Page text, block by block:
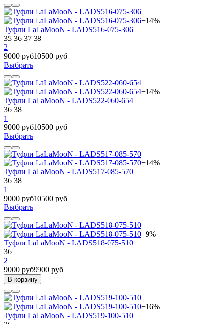
−14%
Туфли LaLaMooN - LADS516-075-306
35 36 37 38
2
9000 руб10500 руб
Выбрать
−14%
Туфли LaLaMooN - LADS522-060-654
36 38
1
9000 руб10500 руб
Выбрать
−14%
Туфли LaLaMooN - LADS517-085-570
36 38
1
9000 руб10500 руб
Выбрать
−9%
Туфли LaLaMooN - LADS518-075-510
36
2
9000 руб9900 руб
В корзину
−16%
Туфли LaLaMooN - LADS519-100-510